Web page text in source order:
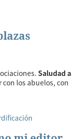
Saludad a
con los abuelos, con